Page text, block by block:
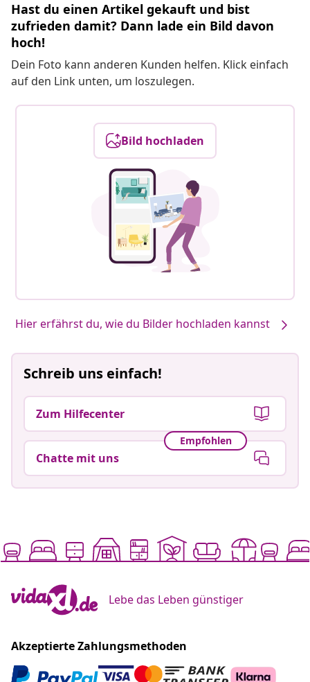
Hast du einen Artikel gekauft und bist
zufrieden damit? Dann lade ein Bild davon
hoch!
Dein Foto kann anderen Kunden helfen. Klick einfach
auf den Link unten, um loszulegen.
Bild hochladen
Hier erfährst du, wie du Bilder hochladen kannst
Schreib uns einfach!
Zum Hilfecenter
Empfohlen
Chatte mit uns
Lebe das Leben günstiger
Akzeptierte Zahlungsmethoden